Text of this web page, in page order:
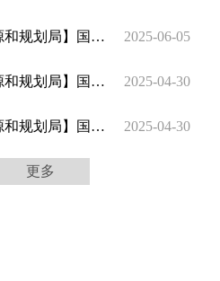
【鹿寨县自然资源和规划局】国有土地使用权挂牌出让公告（鹿资源规划交告字[2025]11号 ） 2025-06-05
【鹿寨县自然资源和规划局】国有土地使用权挂牌出让公告（鹿资源规划交告字[2025]9号 ） 2025-04-30
【鹿寨县自然资源和规划局】国有土地使用权挂牌出让公告（鹿资源规划交告字[2025]10号 ） 2025-04-30
更多